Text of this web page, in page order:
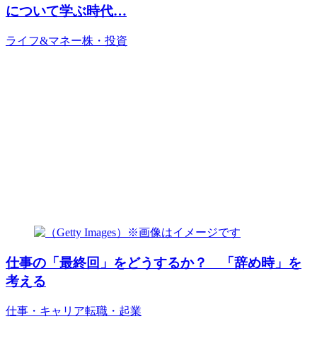
について学ぶ時代…
ライフ&マネー株・投資
仕事の「最終回」をどうするか？ 「辞め時」を
考える
仕事・キャリア転職・起業